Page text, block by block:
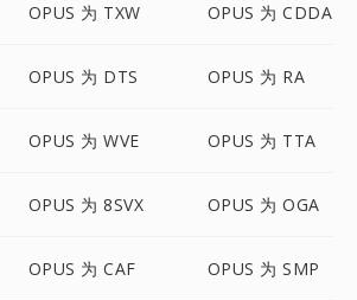
OPUS 为 TXW OPUS 为 CDDA
OPUS 为 DTS OPUS 为 RA
OPUS 为 WVE OPUS 为 TTA
OPUS 为 8SVX OPUS 为 OGA
OPUS 为 CAF OPUS 为 SMP